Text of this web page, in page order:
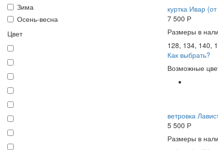
Зима
Осень-весна
Цвет
куртка Ивар
7 500 Р
Размеры в
128, 134, 140,
Как выбрать?
Возможные
ветровка
5 500 Р
Размеры в